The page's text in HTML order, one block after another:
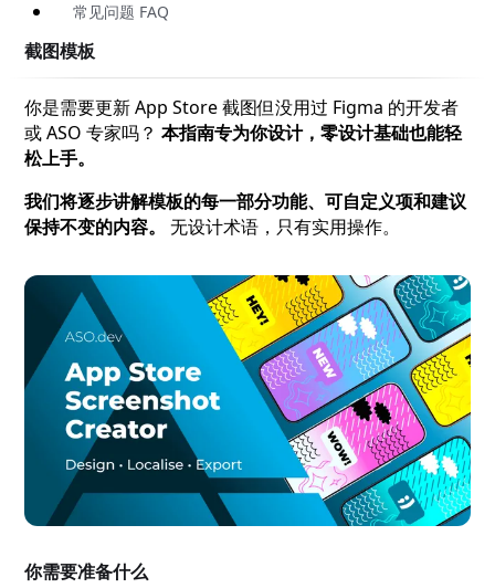
常见问题 FAQ
截图模板
你是需要更新 App Store 截图但没用过 Figma 的开发者
或 ASO 专家吗？本指南专为你设计，零设计基础也能轻
松上手。
我们将逐步讲解模板的每一部分功能、可自定义项和建议
保持不变的内容。
无设计术语，只有实用操作。
你需要准备什么